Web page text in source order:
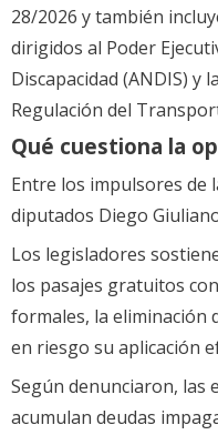
28/2026 y también
dirigidos al Poder
Discapacidad (ANDIS) y
Regulación del
Qué cuestiona la
Entre los impulsores de
diputados Diego
Los legisladores
los pasajes gratuitos
formales, la eliminación
en riesgo su aplicación
Según denunciaron, las
acumulan deudas